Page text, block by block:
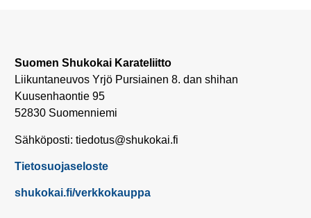
Suomen Shukokai Karateliitto
Liikuntaneuvos Yrjö Pursiainen 8. dan shihan
Kuusenhaontie 95
52830 Suomenniemi
Sähköposti: tiedotus@shukokai.fi
Tietosuojaseloste
shukokai.fi/verkkokauppa